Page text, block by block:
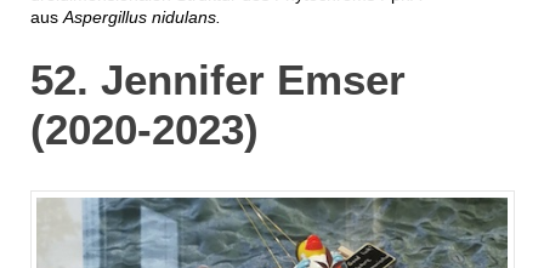
aus Aspergillus nidulans.
52. Jennifer Emser
(2020-2023)